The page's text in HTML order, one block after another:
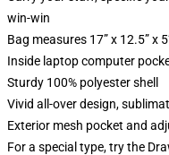
win-win
Bag measures 17” x 12.5” x
Inside laptop computer
Sturdy 100% polyester shell
Vivid all-over design,
Exterior mesh pocket and
For a special type, try the